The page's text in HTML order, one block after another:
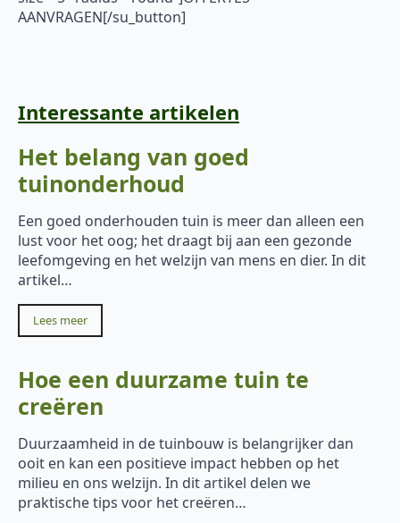
AANVRAGEN[/su_button]
Interessante artikelen
Het belang van goed
tuinonderhoud
Een goed onderhouden tuin is meer dan alleen een
lust voor het oog; het draagt bij aan een gezonde
leefomgeving en het welzijn van mens en dier. In dit
artikel…
Lees meer
Hoe een duurzame tuin te
creëren
Duurzaamheid in de tuinbouw is belangrijker dan
ooit en kan een positieve impact hebben op het
milieu en ons welzijn. In dit artikel delen we
praktische tips voor het creëren…